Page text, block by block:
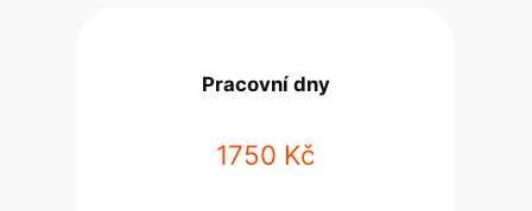
Pracovní dny
1750 Kč